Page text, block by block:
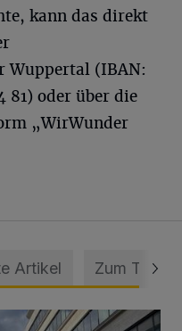
kann das direkt
Wuppertal (IBAN:
81) oder über die
„WirWunder
Artikel Zum Thema